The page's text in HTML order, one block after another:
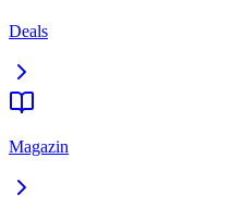
Deals
Magazin